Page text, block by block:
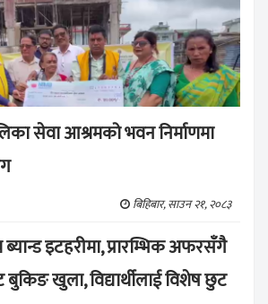
सेवा आश्रमको भवन निर्माणमा
बिहिबार, साउन २१, २०८३
इटहरीमा, प्रारम्भिक अफरसँगै
खुला, विद्यार्थीलाई विशेष छुट